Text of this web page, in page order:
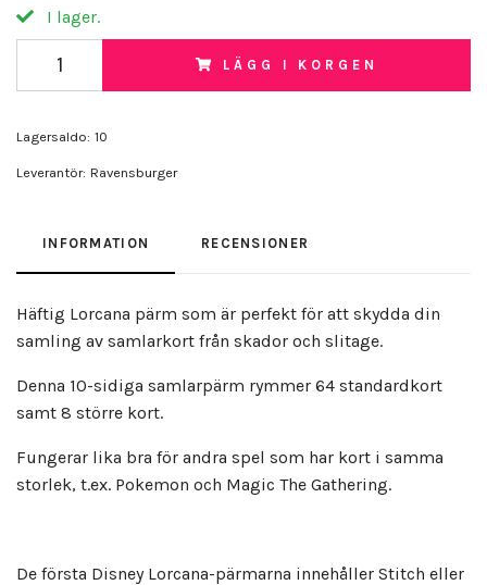
I lager.
LÄGG I KORGEN
Lagersaldo: 10
Leverantör: Ravensburger
INFORMATION RECENSIONER
Häftig Lorcana pärm som är perfekt för att skydda din
samling av samlarkort från skador och slitage.
Denna 10-sidiga samlarpärm rymmer 64 standardkort
samt 8 större kort.
Fungerar lika bra för andra spel som har kort i samma
storlek, t.ex. Pokemon och Magic The Gathering.
De första Disney Lorcana-pärmarna innehåller Stitch eller